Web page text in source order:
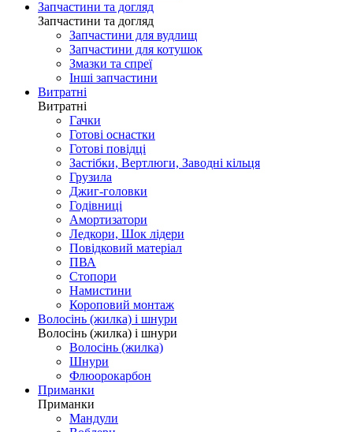
Запчастини та догляд
Запчастини та догляд
Запчастини для вудлищ
Запчастини для котушок
Змазки та спреї
Інші запчастини
Витратні
Витратні
Гачки
Готові оснастки
Готові повідці
Застібки, Вертлюги, Заводні кільця
Грузила
Джиг-головки
Годівниці
Амортизатори
Ледкори, Шок лідери
Повідковий матеріал
ПВА
Стопори
Намистини
Короповий монтаж
Волосінь (жилка) і шнури
Волосінь (жилка) і шнури
Волосінь (жилка)
Шнури
Флюорокарбон
Приманки
Приманки
Мандули